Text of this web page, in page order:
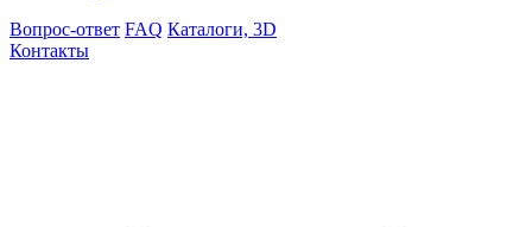
Вопрос-ответ FAQ Каталоги, 3D
Контакты